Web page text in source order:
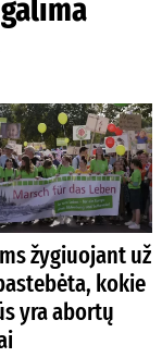
žygiuojant už
kokie
yra abortų